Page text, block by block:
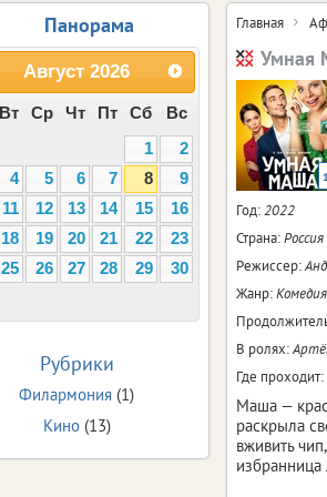
Главная
Умная
Год:2022
Страна:Россия
Режиссер:
Жанр:Комедия
В ролях:
Где проходит:
Маша —
раскрыла
вживить
Панорама
Август 2026
Вт Ср Чт Пт Сб
Вс
1
2
4 5 6 7 8
9
11 12 13 14 15
16
18 19 20 21 22
23
25 26 27 28 29
30
Рубрики
Филармония (1)
Кино(13)